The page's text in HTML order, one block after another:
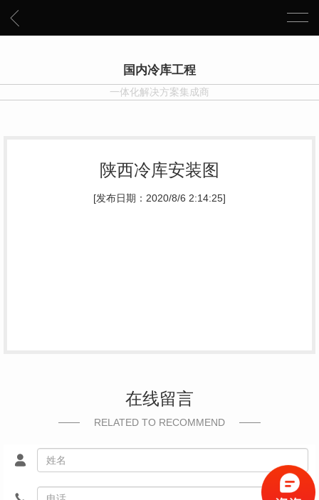
国内冷库工程
一体化解决方案集成商
陕西冷库安装图
[发布日期：2020/8/6 2:14:25]
在线留言
RELATED TO RECOMMEND